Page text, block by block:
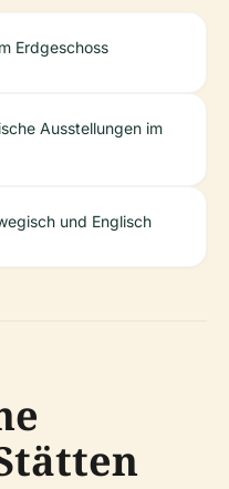
Erdgeschoss
Ausstellungen im
und Englisch